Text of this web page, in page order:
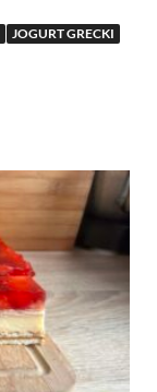
JOGURT GRECKI